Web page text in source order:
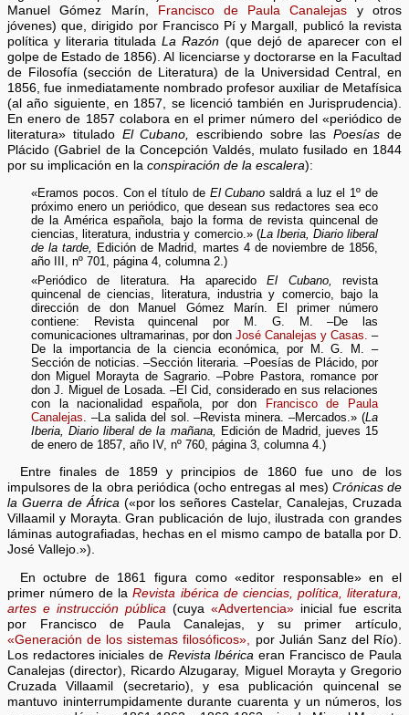
Manuel Gómez Marín,
Francisco de Paula Canalejas y otros
jóvenes) que, dirigido por Francisco Pí y Margall, publicó la revista
política y literaria tituladaLa Razón (que dejó de aparecer con el
golpe de Estado de 1856). Al licenciarse y doctorarse en la Facultad
de Filosofía (sección de Literatura) de la Universidad Central, en
1856, fue inmediatamente nombrado profesor auxiliar de Metafísica
(al año siguiente, en 1857, se licenció también en Jurisprudencia).
En enero de 1857 colabora en el primer número del «periódico de
literatura» titulado El Cubano, escribiendo sobre lasPoesías de
Plácido (Gabriel de la Concepción Valdés, mulato fusilado en 1844
por su implicación en laconspiración de la escalera):
«Eramos pocos. Con el título de El Cubano saldrá a luz el 1º de
próximo enero un periódico, que desean sus redactores sea eco
de la América española, bajo la forma de revista quincenal de
ciencias, literatura, industria y comercio.» (La Iberia, Diario liberal
de la tarde,
Edición de Madrid, martes 4 de noviembre de 1856,
año III, nº 701, página 4, columna 2.)
«Periódico de literatura. Ha aparecidoEl Cubano,
revista
quincenal de ciencias, literatura, industria y comercio, bajo la
dirección de don Manuel Gómez Marín. El primer número
contiene: Revista quincenal por M. G. M. –De las
comunicaciones ultramarinas, por don José Canalejas y Casas. –
De la importancia de la ciencia económica, por M. G. M. –
Sección de noticias. –Sección literaria. –Poesías de Plácido, por
don Miguel Morayta de Sagrario. –Pobre Pastora, romance por
don J. Miguel de Losada. –El Cid, considerado en sus relaciones
con la nacionalidad española, por don
Francisco de Paula
Canalejas. –La salida del sol. –Revista minera. –Mercados.» (La
Iberia, Diario liberal de la mañana, Edición de Madrid, jueves 15
de enero de 1857, año IV, nº 760, página 3, columna 4.)
Entre finales de 1859 y principios de 1860 fue uno de los
impulsores de la obra periódica (ocho entregas al mes) Crónicas de
la Guerra de África («por los señores Castelar, Canalejas, Cruzada
Villaamil y Morayta. Gran publicación de lujo, ilustrada con grandes
láminas autografiadas, hechas en el mismo campo de batalla por D.
José Vallejo.»).
En octubre de 1861 figura como «editor responsable» en el
primer número de laRevista ibérica de ciencias, política, literatura,
artes e instrucción pública (cuya «Advertencia»inicial fue escrita
por Francisco de Paula Canalejas, y su primer artículo,
«Generación de los sistemas filosóficos»,
por Julián Sanz del Río).
Los redactores iniciales de Revista Ibérica eran Francisco de Paula
Canalejas (director), Ricardo Alzugaray, Miguel Morayta y Gregorio
Cruzada Villaamil (secretario), y esa publicación quincenal se
mantuvo ininterrumpidamente durante cuarenta y un números, los